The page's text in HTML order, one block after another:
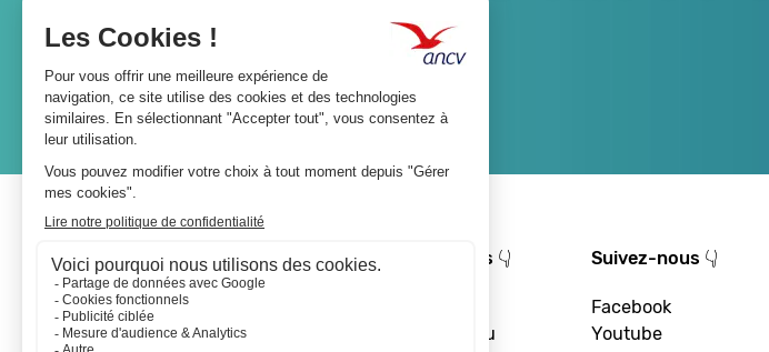
A propos 👇
Le réseau
Suivez-nous 👇
Facebook
Youtube